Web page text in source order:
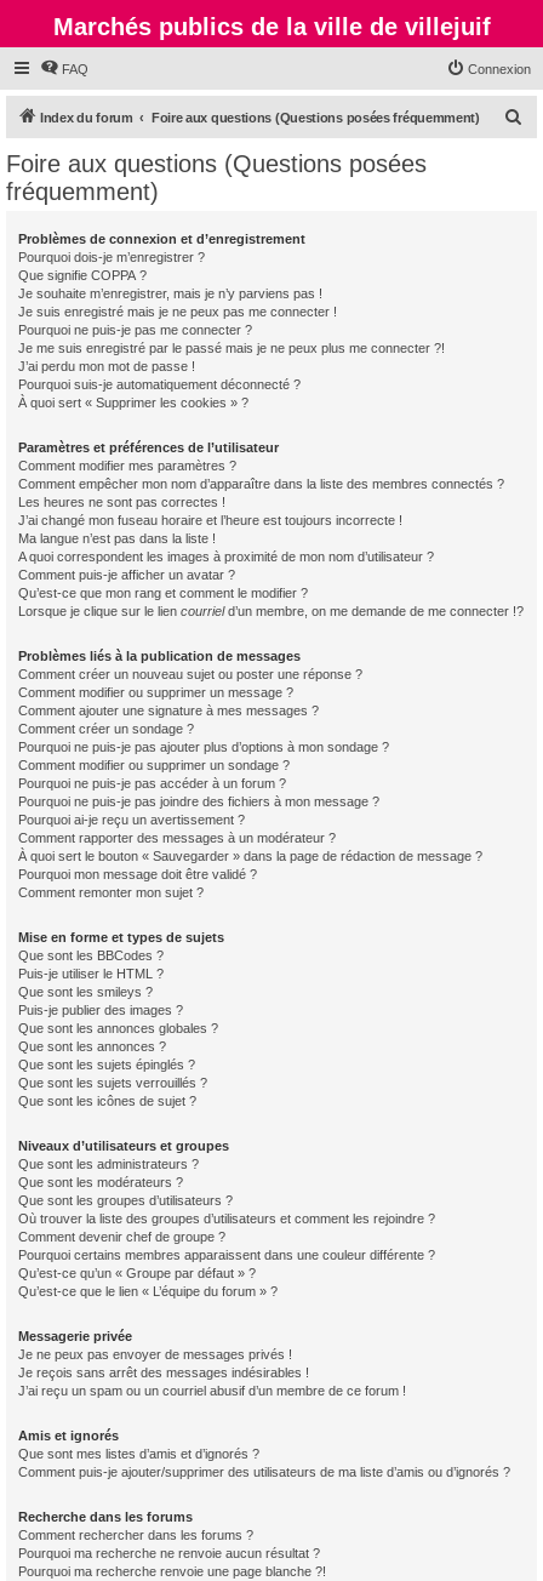
Marchés publics de la ville de villejuif
FAQ Connexion
Index du forum Foire aux questions (Questions posées fréquemment)
Foire aux questions (Questions posées
fréquemment)
Problèmes de connexion et d’enregistrement
Pourquoi dois-je m’enregistrer ?
Que signifie COPPA ?
Je souhaite m’enregistrer, mais je n’y parviens pas !
Je suis enregistré mais je ne peux pas me connecter !
Pourquoi ne puis-je pas me connecter ?
Je me suis enregistré par le passé mais je ne peux plus me connecter ?!
J’ai perdu mon mot de passe !
Pourquoi suis-je automatiquement déconnecté ?
À quoi sert « Supprimer les cookies » ?
Paramètres et préférences de l’utilisateur
Comment modifier mes paramètres ?
Comment empêcher mon nom d’apparaître dans la liste des membres connectés ?
Les heures ne sont pas correctes !
J’ai changé mon fuseau horaire et l’heure est toujours incorrecte !
Ma langue n’est pas dans la liste !
A quoi correspondent les images à proximité de mon nom d’utilisateur ?
Comment puis-je afficher un avatar ?
Qu’est-ce que mon rang et comment le modifier ?
Lorsque je clique sur le lien courrield’un membre, on me demande de me connecter !?
Problèmes liés à la publication de messages
Comment créer un nouveau sujet ou poster une réponse ?
Comment modifier ou supprimer un message ?
Comment ajouter une signature à mes messages ?
Comment créer un sondage ?
Pourquoi ne puis-je pas ajouter plus d’options à mon sondage ?
Comment modifier ou supprimer un sondage ?
Pourquoi ne puis-je pas accéder à un forum ?
Pourquoi ne puis-je pas joindre des fichiers à mon message ?
Pourquoi ai-je reçu un avertissement ?
Comment rapporter des messages à un modérateur ?
À quoi sert le bouton « Sauvegarder » dans la page de rédaction de message ?
Pourquoi mon message doit être validé ?
Comment remonter mon sujet ?
Mise en forme et types de sujets
Que sont les BBCodes ?
Puis-je utiliser le HTML ?
Que sont les smileys ?
Puis-je publier des images ?
Que sont les annonces globales ?
Que sont les annonces ?
Que sont les sujets épinglés ?
Que sont les sujets verrouillés ?
Que sont les icônes de sujet ?
Niveaux d’utilisateurs et groupes
Que sont les administrateurs ?
Que sont les modérateurs ?
Que sont les groupes d’utilisateurs ?
Où trouver la liste des groupes d’utilisateurs et comment les rejoindre ?
Comment devenir chef de groupe ?
Pourquoi certains membres apparaissent dans une couleur différente ?
Qu’est-ce qu’un « Groupe par défaut » ?
Qu’est-ce que le lien « L’équipe du forum » ?
Messagerie privée
Je ne peux pas envoyer de messages privés !
Je reçois sans arrêt des messages indésirables !
J’ai reçu un spam ou un courriel abusif d’un membre de ce forum !
Amis et ignorés
Que sont mes listes d’amis et d’ignorés ?
Comment puis-je ajouter/supprimer des utilisateurs de ma liste d’amis ou d’ignorés ?
Recherche dans les forums
Comment rechercher dans les forums ?
Pourquoi ma recherche ne renvoie aucun résultat ?
Pourquoi ma recherche renvoie une page blanche ?!